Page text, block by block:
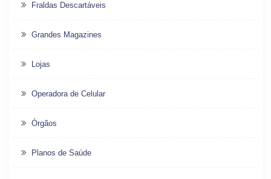
Fraldas Descartáveis
Grandes Magazines
Lojas
Operadora de Celular
Órgãos
Planos de Saúde